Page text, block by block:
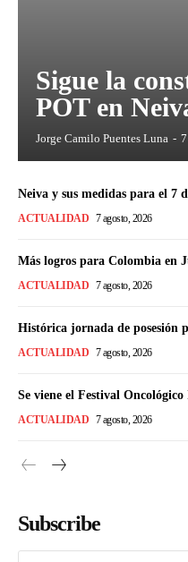
Sigue la
POT en
Jorge Camilo Puentes Luna -
Neiva y sus medidas para el 7
ACTUALIDAD 7 agosto, 2026
Más logros para Colombia en
ACTUALIDAD 7 agosto, 2026
Histórica jornada de posesión
ACTUALIDAD 7 agosto, 2026
Se viene el Festival
ACTUALIDAD 7 agosto, 2026
Subscribe